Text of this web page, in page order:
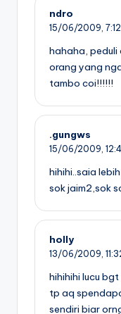
ndro
15/06/2009,
hahaha,
orang yang
tambo coi!!!!!!
.gungws
15/06/2009,
hihihi..saia
sok jaim2,sok
holly
13/06/2009,
hihihihi lucu bgt
tp aq
sendiri biar